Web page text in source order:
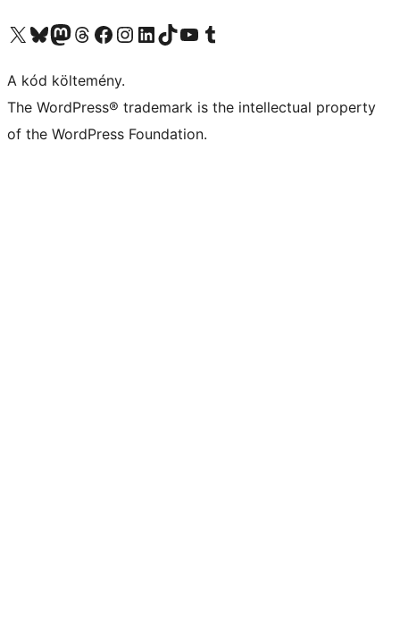
Visit our X (formerly Twitter) account
Visit our Bluesky account
Twitter csatornánk
Visit our Threads account
Facebook oldalunk megtekintése
Visit our Instagram account
Visit our LinkedIn account
Visit our TikTok account
Visit our YouTube channel
Visit our Tumblr account
A kód költemény.
The WordPress® trademark is the intellectual property
of the WordPress Foundation.